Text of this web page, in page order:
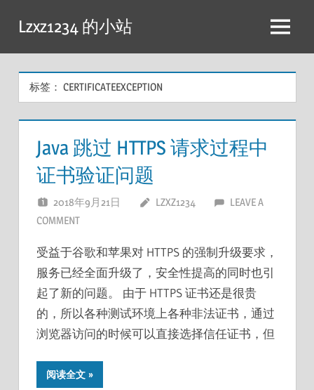
内
Lzxz1234 的小站
菜
单
标签： CERTIFICATEEXCEPTION
Java 跳过 HTTPS 请求过程中
证书验证问题
2018年9月21日 LZXZ1234
LEAVE A
COMMENT
受益于谷歌和苹果对 HTTPS 的强制升级要求，
服务已经全面升级了，安全性提高的同时也引
起了新的问题。 由于 HTTPS 证书还是很贵
的，所以各种测试环境上各种非法证书，通过
浏览器访问的时候可以直接选择信任证书，但
阅读全文